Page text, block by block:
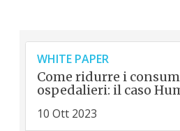
WHITE PAPER
Come ridurre i
ospedalieri: il caso
10 Ott 2023